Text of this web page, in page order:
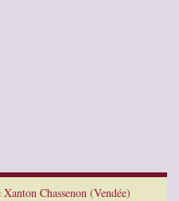
Chassenon (Vendée)